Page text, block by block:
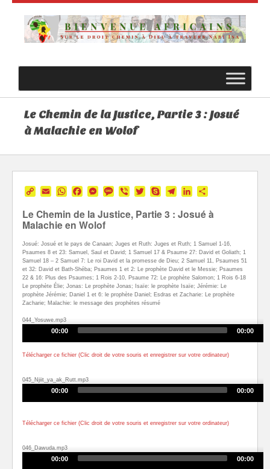
Le Chemin de la Justice, Partie 3 : Josué
à Malachie en Wolof
CopyEmailWhatsApp
Facebook
Messenger
Message
ViberTwitterSkypeTelegramLinkedIn
Le Chemin de la Justice, Partie 3 : Josué à
Malachie en Wolof
Josué: Josué et le pays de Canaan; Juges et Ruth: Juges et Ruth; 1 Samuel 1-16,
Psaumes 8 et 23: Samuel, Saul et David; 1 Samuel 17 & Psaume 27: David et Goliath; 1
Samuel 18 – 2 Samuel 7: Le roi David et la promesse de Dieu; 2 Samuel 11, Psaumes 51
et 32: David et Bath-Shéba; Psaumes 1 et 2: Le prophète David et le Messie; Psaumes
22 & 16: Plus des Psaumes; 1 Rois 2-10, Psaume 72: Le prophète Salomon; 1 Rois 6-18
Le prophète Élie; Jonas: Le prophète Jonas; Isaïe: le prophète Isaïe; Jérémie: Le
prophète Jérémie; Daniel 1 et 6: le prophète Daniel; Esdras et Zacharie: Le prophète
Zacharie; Malachie: le message des prophètes résumé
044_Yosuwe.mp3
00:00 00:00
Télécharger ce fichier (Clic droit de votre souris et enregistrer sur votre ordinateur)
045_Njiit_ya_ak_Rutt.mp3
00:00 00:00
Télécharger ce fichier (Clic droit de votre souris et enregistrer sur votre ordinateur)
046_Dawuda.mp3
00:00 00:00